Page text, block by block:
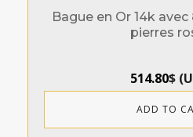
Bague en Or 14k
pierres
514.80$(
ADD TO